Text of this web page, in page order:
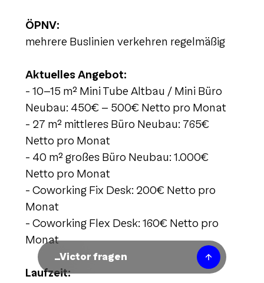
ÖPNV:
mehrere Buslinien verkehren regelmäßig
Aktuelles Angebot:
- 10-15 m² Mini Tube Altbau / Mini Büro
Neubau: 450€ - 500€ Netto pro Monat
- 27 m² mittleres Büro Neubau: 765€
Netto pro Monat
- 40 m² großes Büro Neubau: 1.000€
Netto pro Monat
- Coworking Fix Desk: 200€ Netto pro
Monat
- Coworking Flex Desk: 160€ Netto pro
Monat
Laufzeit: